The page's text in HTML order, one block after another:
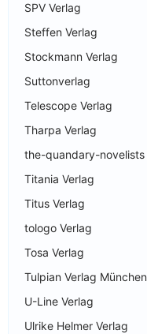
SPV Verlag
Steffen Verlag
Stockmann Verlag
Suttonverlag
Telescope Verlag
Tharpa Verlag
the-quandary-novelists
Titania Verlag
Titus Verlag
tologo Verlag
Tosa Verlag
Tulpian Verlag München
U-Line Verlag
Ulrike Helmer Verlag